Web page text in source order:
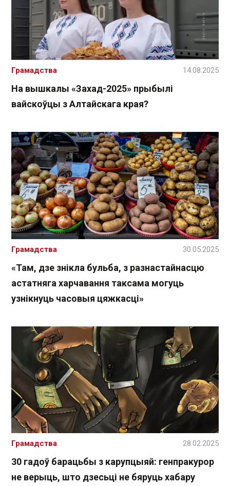
На вышкалы «Захад-2025» прыбылі
вайскоўцы з Алтайскага края?
Грамадства 14.08.2025
«Там, дзе знікла бульба, з разнастайнасцю
астатняга харчавання таксама могуць
узнікнуць часовыя цяжкасці»
Грамадства 30.05.2025
30 гадоў барацьбы з карупцыяй: генпракурор
не верыць, што дзесьці не бяруць хабару
Грамадства 28.02.2025